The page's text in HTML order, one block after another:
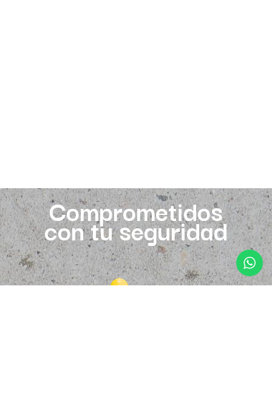
Comprometidos
con tu seguridad